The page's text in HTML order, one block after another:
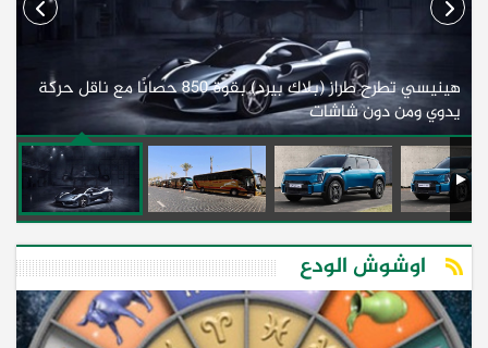
هينيسي تطرح طراز (بلاك بيرد) بقوة 850 حصانًا مع ناقل حركة
يدوي ومن دون شاشات
اوشوش الودع